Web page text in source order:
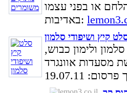
באדיבות:
קיץ ושיפודי סלמון
ולימון כבוש,
19.07.11